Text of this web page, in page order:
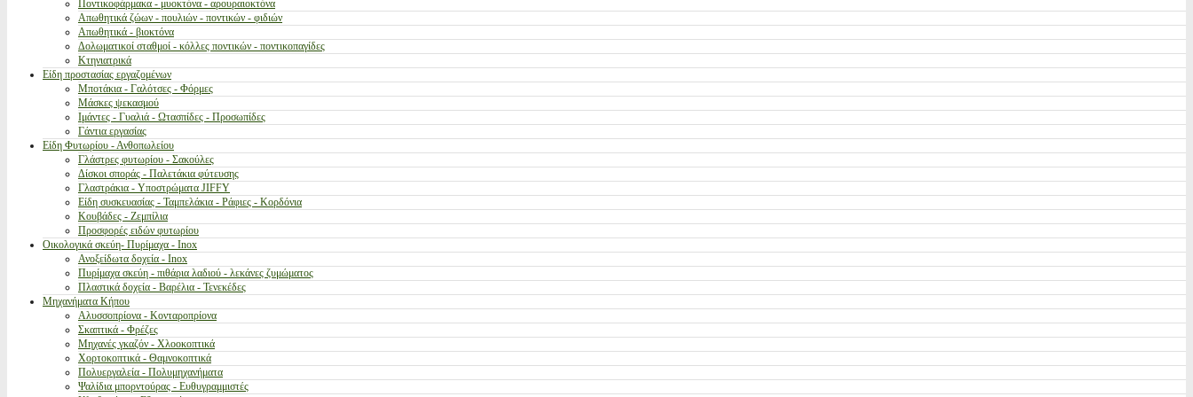
Ποντικοφάρμακα - μυοκτόνα - αρουραιοκτόνα
Απωθητικά ζώων - πουλιών - ποντικών - φιδιών
Απωθητικά - βιοκτόνα
Δολωματικοί σταθμοί - κόλλες ποντικών - ποντικοπαγίδες
Κτηνιατρικά
Είδη προστασίας εργαζομένων
Μποτάκια - Γαλότσες - Φόρμες
Μάσκες ψεκασμού
Ιμάντες - Γυαλιά - Ωτασπίδες - Προσωπίδες
Γάντια εργασίας
Είδη Φυτωρίου - Ανθοπωλείου
Γλάστρες φυτωρίου - Σακούλες
Δίσκοι σποράς - Παλετάκια φύτευσης
Γλαστράκια - Υποστρώματα JIFFY
Είδη συσκευασίας - Ταμπελάκια - Ράφιες - Κορδόνια
Κουβάδες - Ζεμπίλια
Προσφορές ειδών φυτωρίου
Οικολογικά σκεύη- Πυρίμαχα - Inox
Ανοξείδωτα δοχεία - Inox
Πυρίμαχα σκεύη - πιθάρια λαδιού - λεκάνες ζυμώματος
Πλαστικά δοχεία - Βαρέλια - Τενεκέδες
Μηχανήματα Κήπου
Αλυσσοπρίονα - Κονταροπρίονα
Σκαπτικά - Φρέζες
Μηχανές γκαζόν - Χλοοκοπτικά
Χορτοκοπτικά - Θαμνοκοπτικά
Πολυεργαλεία - Πολυμηχανήματα
Ψαλίδια μπορντούρας - Ευθυγραμμιστές